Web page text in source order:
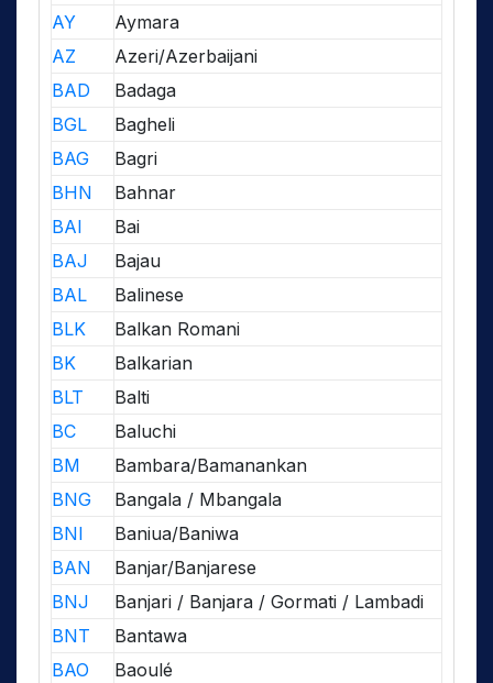
AY
Aymara
AZ
Azeri/Azerbaijani
BAD
Badaga
BGL
Bagheli
BAG
Bagri
BHN
Bahnar
BAI
Bai
BAJ
Bajau
BAL
Balinese
BLK
Balkan Romani
BK
Balkarian
BLT
Balti
BC
Baluchi
BM
Bambara/Bamanankan
BNG
Bangala / Mbangala
BNI
Baniua/Baniwa
BAN
Banjar/Banjarese
BNJ
Banjari / Banjara / Gormati / Lambadi
BNT
Bantawa
BAO
Baoulé